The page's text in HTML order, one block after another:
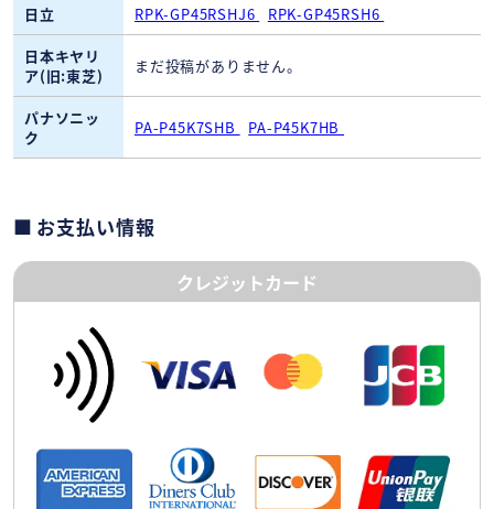
日立 RPK-GP45RSHJ6
RPK-GP45RSH6
日本キヤリ
ア(旧:東芝)
まだ投稿がありません。
パナソニッ
ク
PA-P45K7SHB PA-P45K7HB
お支払い情報
クレジットカード